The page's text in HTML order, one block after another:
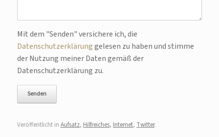
Bitte lasse dieses Feld leer.
Mit dem "Senden" versichere ich, die
Datenschutzerklärunggelesen zu haben und stimme
der Nutzung meiner Daten gemäß der
Datenschutzerklärung zu.
Veröffentlicht in Aufsatz, Hilfreiches, Internet, Twitter.